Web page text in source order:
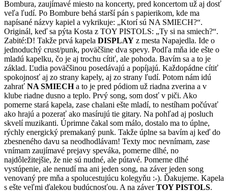
Bombura, zaujímavé miesto na koncerty, pred koncertom už aj dosť
veľa ľudí. Po Bombure behá starší pán s papierikom, kde ma
napísané názvy kapiel a vykrikuje: „Ktorí sú NA SMIECH?“.
Originál, keď sa pýta Kosta z TOY PISTOLS: „Ty si na smiech?“.
Zabité:D! Takže prvá kapela DISPLAY z mesta Napajedla. Ide o
jednoduchý crust/punk, poväčšine dva spevy. Podľa mňa ide ešte o
mladú kapelku, čo je aj trochu cítiť, ale pohoda. Bavím sa a to je
základ. Ľudia poväčšinou posedávajú a popíjajú. Každopádne cítiť
spokojnosť aj zo strany kapely, aj zo strany ľudí. Potom nám idú
zahrať NA SMIECHa to je pred pódiom už riadna zverina a v
klube riadne dusno a teplo. Prvý song, som dosť v piči. Ako
pomerne stará kapela, zase chalani ešte mladí, to nestíham počúvať
ako hrajú a pozerať ako masírujú tie gitary. Na pohľad aj posluch
skvelí muzikanti. Úprimne čakal som málo, dostalo ma to úplne,
rýchly energický premakaný punk. Takže úplne sa bavím aj keď do
zbesneného davu sa neodhodlávam! Texty moc nevnímam, zase
vnímam zaujímavé prejavy speváka, pomerne dlhé, no
najdôležitejšie, že nie sú nudné, ale pútavé. Pomerne dlhé
vystúpenie, ale nenudí ma ani jeden song, na záver jeden song
venovaný pre mňa a spolucestujúcu kolegyňu :-). Ďakujeme. Kapela
s ešte veľmi ďalekou budúcnosťou. A na záverTOY PISTOLS.